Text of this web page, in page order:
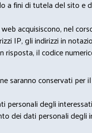
a fini di tutela del sito e
acquisiscono, nel
IP, gli indirizzi in
il codice
saranno conservati
personali degli
dati personali